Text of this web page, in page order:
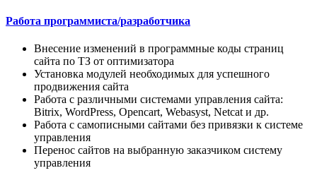
Работа программиста/разработчика
Внесение изменений в программные коды страниц
сайта по ТЗ от оптимизатора
Установка модулей необходимых для успешного
продвижения сайта
Работа с различными системами управления сайта:
Bitrix, WordPress, Opencart, Webasyst, Netcat и др.
Работа с самописными сайтами без привязки к системе
управления
Перенос сайтов на выбранную заказчиком систему
управления